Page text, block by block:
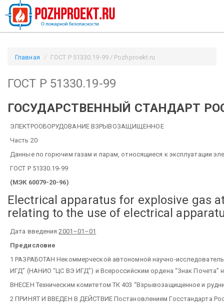
Главная ГОСТ Р 51330.19-99 / Pozhproekt.ru
ГОСТ Р 51330.19-99
ГОСУДАРСТВЕННЫЙ СТАНДАРТ
ЭЛЕКТРООБОРУДОВАНИЕ ВЗРЫВОЗАЩИЩЕННОЕ
Часть 20
Данные по горючим газам и парам, относящиеся к эксплуатации
ГОСТ Р 51330.19-99
(МЭК 60079-20-96)
Electrical apparatus for explosive gas
relating to the use of electrical
Дата введения2001–01–01
Предисловие
1 РАЗРАБОТАН Некоммерческой автономной научно-
ИГД” (НАНИО “ЦС ВЭ ИГД”) и Всероссийским ордена “Знак
ВНЕСЕН Техническим комитетом ТК 403 “Взрывозащищенное и
2 ПРИНЯТ И ВВЕДЕН В ДЕЙСТВИЕ Постановлением Госстандарта